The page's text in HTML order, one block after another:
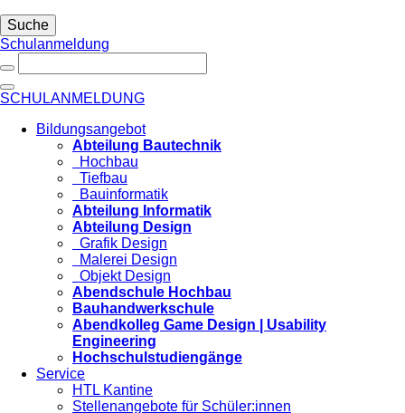
Suche
Schulanmeldung
SCHULANMELDUNG
Bildungsangebot
Abteilung Bautechnik
Hochbau
Tiefbau
Bauinformatik
Abteilung Informatik
Abteilung Design
Grafik Design
Malerei Design
Objekt Design
Abendschule Hochbau
Bauhandwerkschule
Abendkolleg Game Design | Usability
Engineering
Hochschulstudiengänge
Service
HTL Kantine
Stellenangebote für Schüler:innen